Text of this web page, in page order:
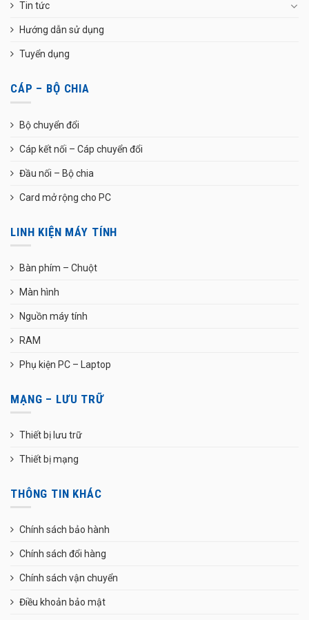
Tin tức
Hướng dẫn sử dụng
Tuyển dụng
CÁP – BỘ CHIA
Bộ chuyển đổi
Cáp kết nối – Cáp chuyển đổi
Đầu nối – Bộ chia
Card mở rộng cho PC
LINH KIỆN MÁY TÍNH
Bàn phím – Chuột
Màn hình
Nguồn máy tính
RAM
Phụ kiện PC – Laptop
MẠNG – LƯU TRỮ
Thiết bị lưu trữ
Thiết bị mạng
THÔNG TIN KHÁC
Chính sách bảo hành
Chính sách đổi hàng
Chính sách vận chuyển
Điều khoản bảo mật